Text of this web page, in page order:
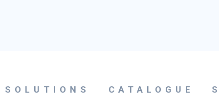
SOLUTIONS CATALOGUE